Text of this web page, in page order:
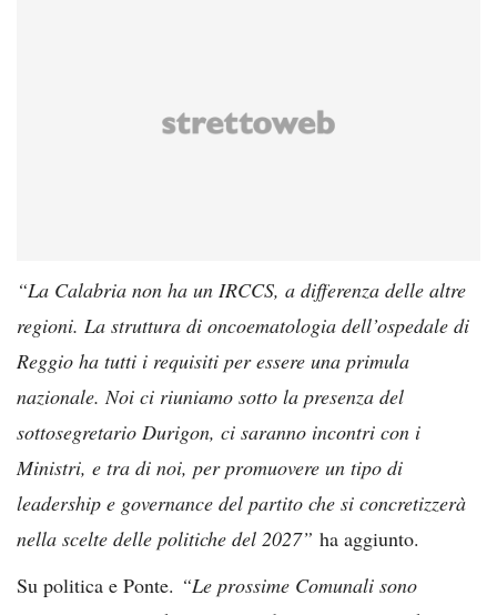
“La Calabria non ha un IRCCS, a differenza delle altre
regioni. La struttura di oncoematologia dell’ospedale di
Reggio ha tutti i requisiti per essere una primula
nazionale. Noi ci riuniamo sotto la presenza del
sottosegretario Durigon, ci saranno incontri con i
Ministri, e tra di noi, per promuovere un tipo di
leadership e governance del partito che si concretizzerà
nella scelte delle politiche del 2027” ha aggiunto.
Su politica e Ponte. “Le prossime Comunali sono